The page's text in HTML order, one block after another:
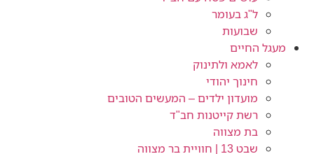
ל"ג בעומר
שבועות
מעגל החיים
לאמא ולתינוק
חינוך יהודי
מועדון ילדים – המעשים הטובים
רשת קייטנות חב"ד
בת מצווה
שבט 13 | חוויית בר מצווה